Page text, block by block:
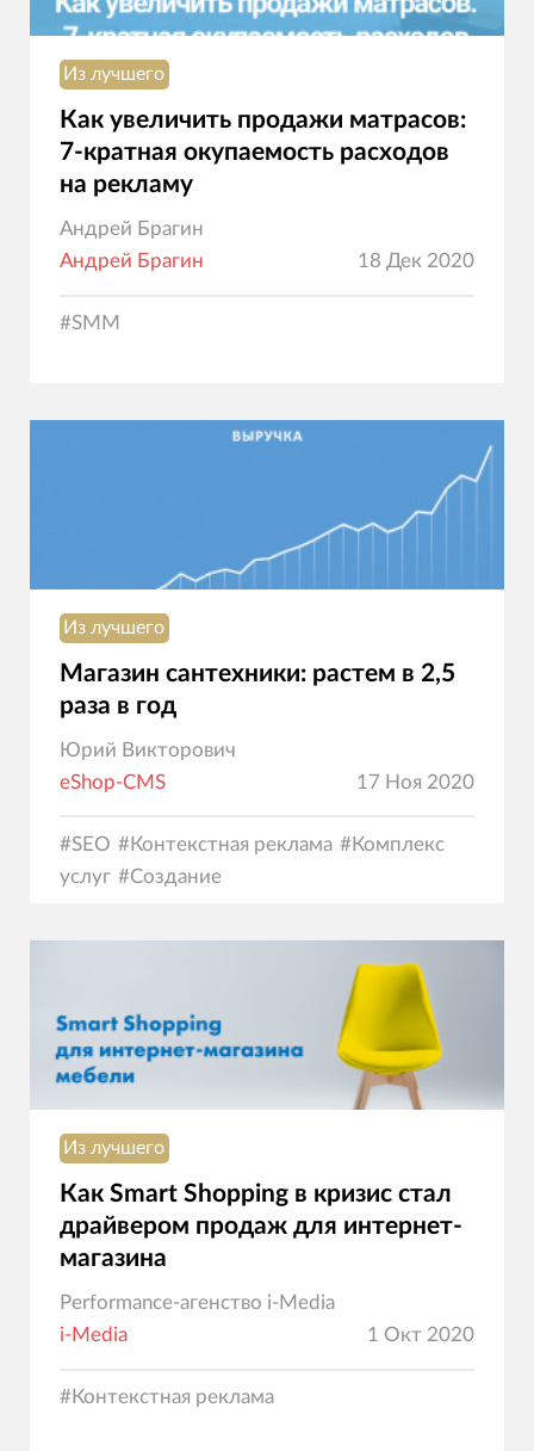
Из лучшего
Как увеличить продажи матрасов:
7-кратная окупаемость расходов
на рекламу
Андрей Брагин
Андрей Брагин
18 Дек 2020
#SMM
Из лучшего
Магазин сантехники: растем в 2,5
раза в год
Юрий Викторович
eShop-CMS
17 Ноя 2020
#SEO #Контекстная реклама #Комплекс
услуг #Создание
коммерция
Из лучшего
Как Smart Shopping в кризис стал
драйвером продаж для интернет-
магазина
Performance-агенство i-Media
i-Media
1 Окт 2020
#Контекстная реклама